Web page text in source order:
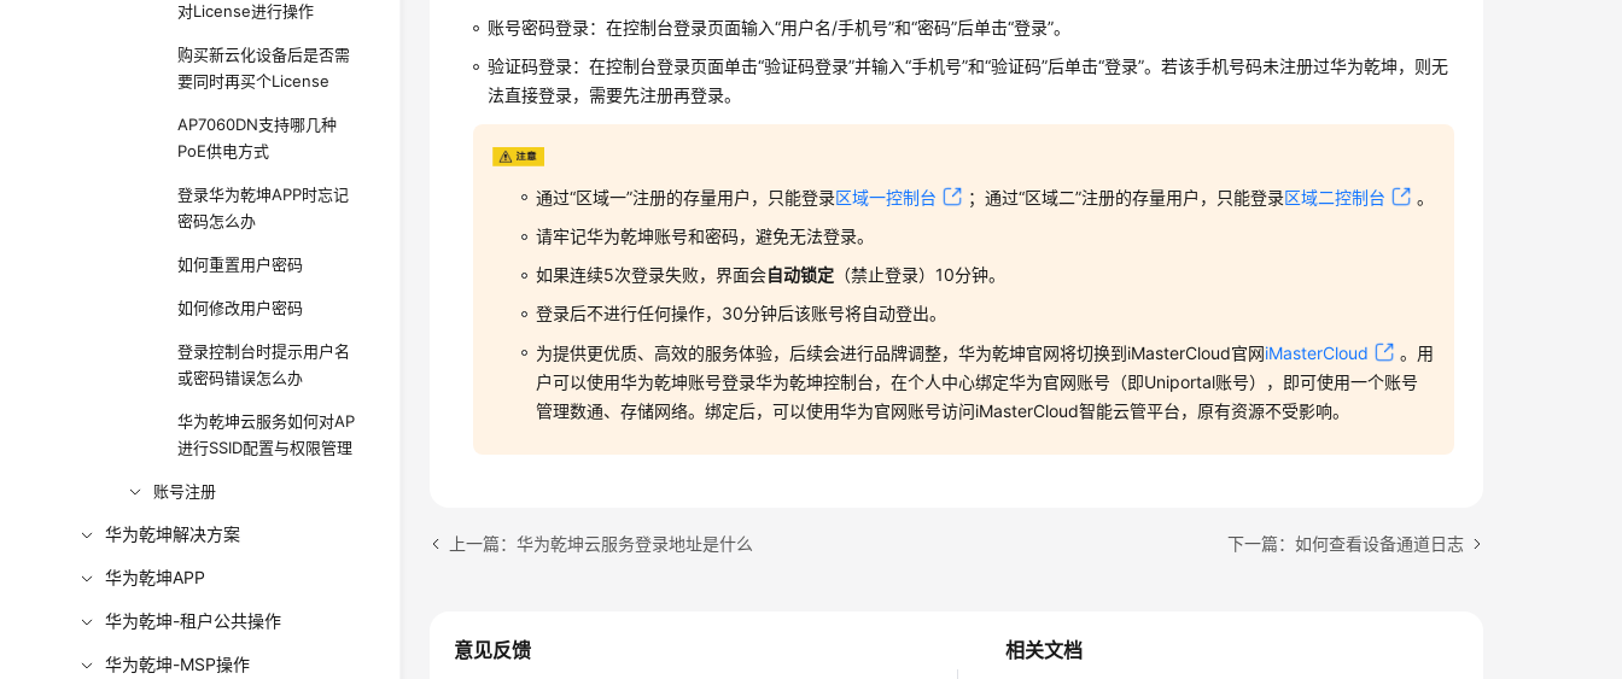
对License进行操作
购买新云化设备后是否需
要同时再买个License
AP7060DN支持哪几种
PoE供电方式
登录华为乾坤APP时忘记
密码怎么办
如何重置用户密码
如何修改用户密码
登录控制台时提示用户名
或密码错误怎么办
华为乾坤云服务如何对AP
进行SSID配置与权限管理
账号注册
华为乾坤解决方案
华为乾坤APP
华为乾坤-租户公共操作
华为乾坤-MSP操作
账号密码登录：在控制台登录页面输入“用户名/手机号”和“密码”后单击“登录”。
验证码登录：在控制台登录页面单击“验证码登录”并输入“手机号”和“验证码”后单击“登录”。若该手机号码未注册过华为乾坤，则无
法直接登录，需要先注册再登录。
通过“区域一”注册的存量用户，只能登录区域一控制台 ；通过“区域二”注册的存量用户，只能登录区域二控制台
。
请牢记华为乾坤账号和密码，避免无法登录。
如果连续5次登录失败，界面会自动锁定 （禁止登录）10分钟。
登录后不进行任何操作，30分钟后该账号将自动登出。
为提供更优质、高效的服务体验，后续会进行品牌调整，华为乾坤官网将切换到iMasterCloud官网iMasterCloud
。用
户可以使用华为乾坤账号登录华为乾坤控制台，在个人中心绑定华为官网账号（即Uniportal账号），即可使用一个账号
管理数通、存储网络。绑定后，可以使用华为官网账号访问iMasterCloud智能云管平台，原有资源不受影响。
上一篇：华为乾坤云服务登录地址是什么 下一篇：如何查看设备通道日志
相关文档
意见反馈